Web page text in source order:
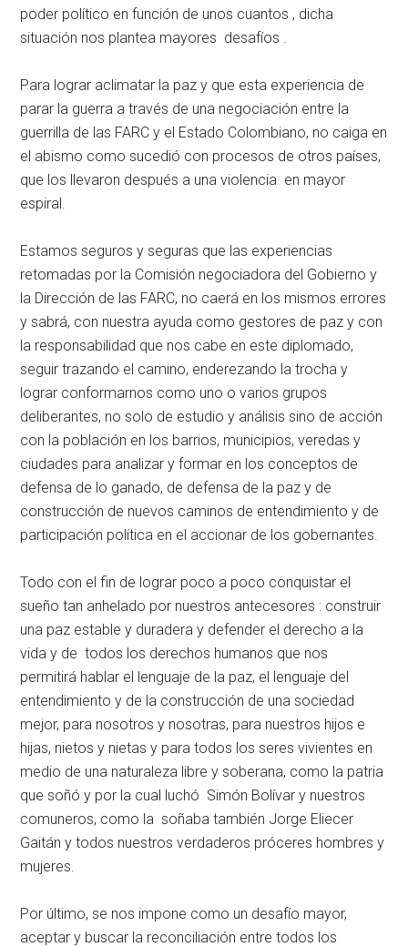
poder político en función de unos cuantos , dicha
situación nos plantea mayores desafíos .
Para lograr aclimatar la paz y que esta experiencia de
parar la guerra a través de una negociación entre la
guerrilla de las FARC y el Estado Colombiano, no caiga en
el abismo como sucedió con procesos de otros países,
que los llevaron después a una violencia en mayor
espiral.
Estamos seguros y seguras que las experiencias
retomadas por la Comisión negociadora del Gobierno y
la Dirección de las FARC, no caerá en los mismos errores
y sabrá, con nuestra ayuda como gestores de paz y con
la responsabilidad que nos cabe en este diplomado,
seguir trazando el camino, enderezando la trocha y
lograr conformarnos como uno o varios grupos
deliberantes, no solo de estudio y análisis sino de acción
con la población en los barrios, municipios, veredas y
ciudades para analizar y formar en los conceptos de
defensa de lo ganado, de defensa de la paz y de
construcción de nuevos caminos de entendimiento y de
participación política en el accionar de los gobernantes.
Todo con el fin de lograr poco a poco conquistar el
sueño tan anhelado por nuestros antecesores : construir
una paz estable y duradera y defender el derecho a la
vida y de todos los derechos humanos que nos
permitirá hablar el lenguaje de la paz, el lenguaje del
entendimiento y de la construcción de una sociedad
mejor, para nosotros y nosotras, para nuestros hijos e
hijas, nietos y nietas y para todos los seres vivientes en
medio de una naturaleza libre y soberana, como la patria
que soñó y por la cual luchó Simón Bolívar y nuestros
comuneros, como la soñaba también Jorge Eliecer
Gaitán y todos nuestros verdaderos próceres hombres y
mujeres.
Por último, se nos impone como un desafío mayor,
aceptar y buscar la reconciliación entre todos los